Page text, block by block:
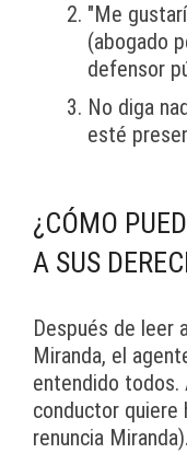
"Me
(abogado
defensor
No diga
esté
¿CÓMO
A SUS
Después de leer
Miranda, el
entendido todos.
conductor quiere
renuncia Miranda).